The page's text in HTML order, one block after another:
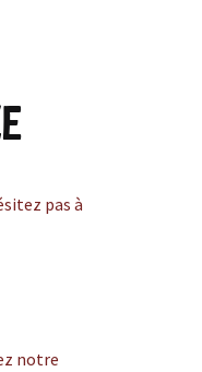
pas à
notre